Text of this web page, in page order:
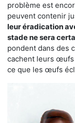
problème est
peuvent contenir
leur éradication
stade ne sera
pondent dans des
cachent leurs œufs
ce que les œufs